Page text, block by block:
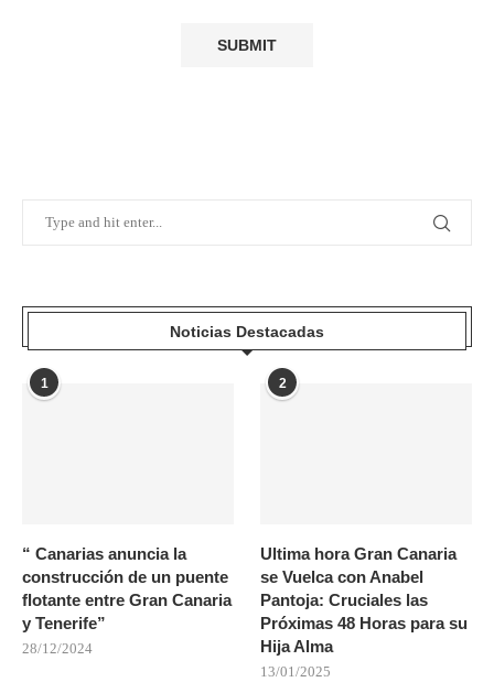
Noticias Destacadas
1
“ Canarias anuncia la
construcción de un puente
flotante entre Gran Canaria
y Tenerife”
28/12/2024
2
Ultima hora Gran Canaria
se Vuelca con Anabel
Pantoja: Cruciales las
Próximas 48 Horas para su
Hija Alma
13/01/2025